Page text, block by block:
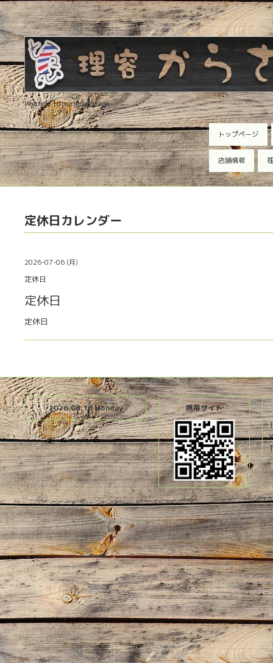
Welcome to our homepage
トップページ
店舗情報
定休日カレンダー
2026-07-06 (月)
定休日
定休日
定休日
2026.08.10 Monday 携帯サイト